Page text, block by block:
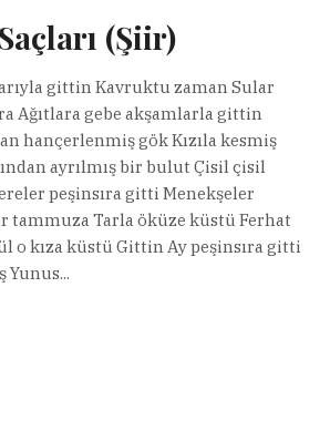
(Şiir)
gittin Kavruktu zaman Sular
Ağıtlara gebe akşamlarla gittin
hançerlenmiş gök Kızıla kesmiş
ayrılmış bir bulut Çisil çisil
peşinsıra gitti Menekşeler
tammuza Tarla öküze küstü Ferhat
o kıza küstü Gittin Ay peşinsıra gitti
Yunus...